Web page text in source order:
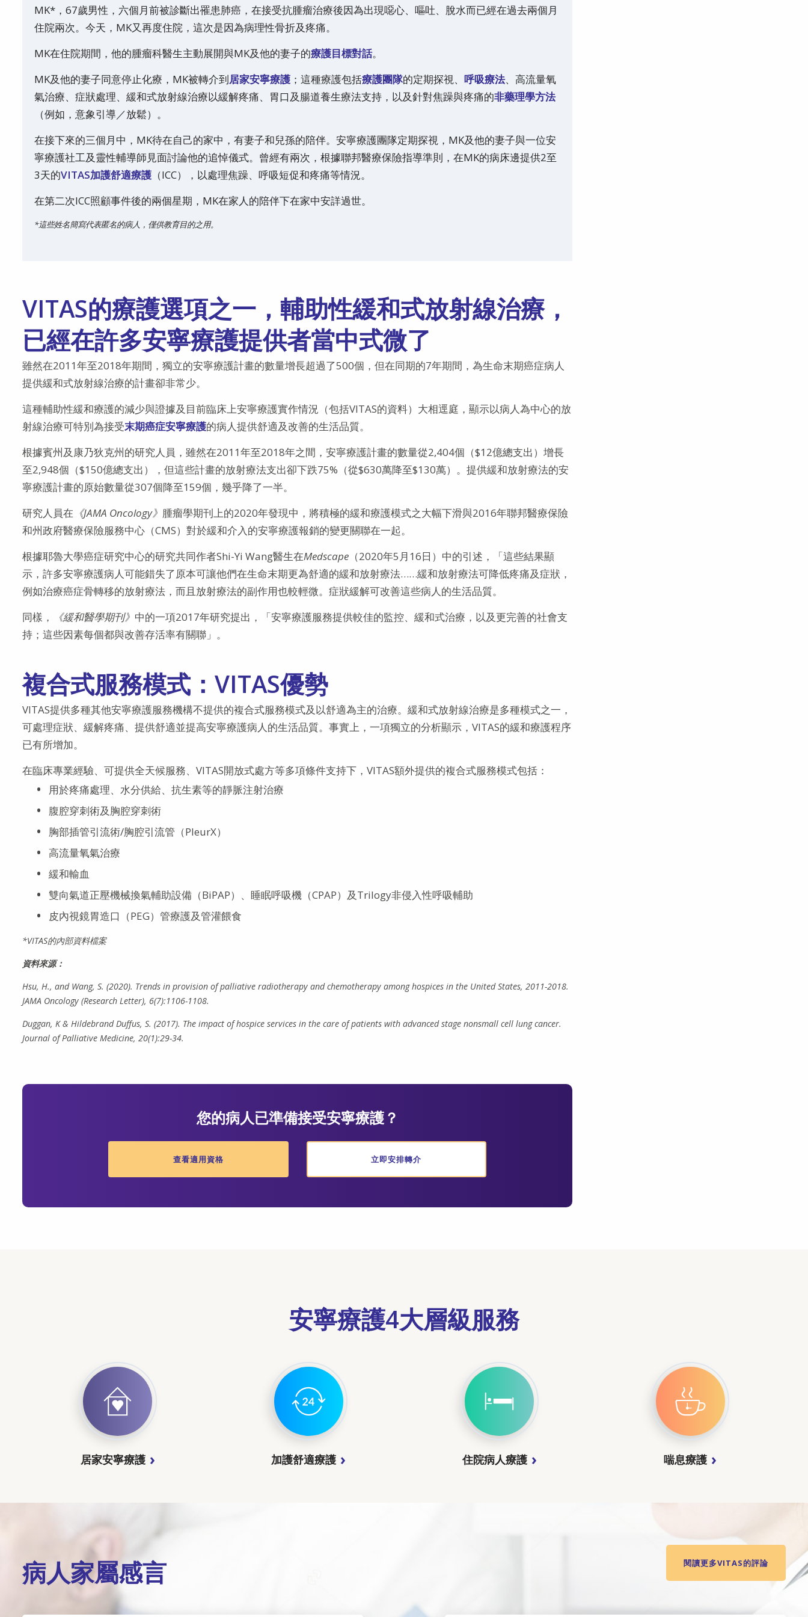
MK*，67歲男性，六個月前被診斷出罹患肺癌，在接受抗腫瘤治療後因為出現噁心、嘔吐、脫水而已經在過去兩個月
住院兩次。今天，MK又再度住院，這次是因為病理性骨折及疼痛。
MK在住院期間，他的腫瘤科醫生主動展開與MK及他的妻子的療護目標對話。
MK及他的妻子同意停止化療，MK被轉介到居家安寧療護 ；這種療護包括療護團隊的定期探視、 呼吸療法、高流量氧
氣治療、症狀處理、緩和式放射線治療以緩解疼痛、胃口及腸道養生療法支持，以及針對焦躁與疼痛的非藥理學方法
（例如，意象引導／放鬆）。
在接下來的三個月中，MK待在自己的家中，有妻子和兒孫的陪伴。安寧療護團隊定期探視，MK及他的妻子與一位安
寧療護社工及靈性輔導師見面討論他的追悼儀式。曾經有兩次，根據聯邦醫療保險指導準則，在MK的病床邊提供2至
3天的VITAS加護舒適療護 （ICC），以處理焦躁、呼吸短促和疼痛等情況。
在第二次ICC照顧事件後的兩個星期，MK在家人的陪伴下在家中安詳過世。
*這些姓名簡寫代表匿名的病人，僅供教育目的之用。
VITAS的療護選項之一，輔助性緩和式放射線治療，
已經在許多安寧療護提供者當中式微了
雖然在2011年至2018年期間，獨立的安寧療護計畫的數量增長超過了500個，但在同期的7年期間，為生命末期癌症病人
提供緩和式放射線治療的計畫卻非常少。
這種輔助性緩和療護的減少與證據及目前臨床上安寧療護實作情況（包括VITAS的資料）大相逕庭，顯示以病人為中心的放
射線治療可特別為接受末期癌症安寧療護的病人提供舒適及改善的生活品質。
根據賓州及康乃狄克州的研究人員，雖然在2011年至2018年之間，安寧療護計畫的數量從2,404個（$12億總支出）增長
至2,948個（$150億總支出），但這些計畫的放射療法支出卻下跌75%（從$630萬降至$130萬）。提供緩和放射療法的安
寧療護計畫的原始數量從307個降至159個，幾乎降了一半。
研究人員在 《JAMA Oncology》 腫瘤學期刊上的2020年發現中，將積極的緩和療護模式之大幅下滑與2016年聯邦醫療保險
和州政府醫療保險服務中心（CMS）對於緩和介入的安寧療護報銷的變更關聯在一起。
根據耶魯大學癌症研究中心的研究共同作者Shi-Yi Wang醫生在Medscape （2020年5月16日）中的引述，「這些結果顯
示，許多安寧療護病人可能錯失了原本可讓他們在生命末期更為舒適的緩和放射療法……緩和放射療法可降低疼痛及症狀，
例如治療癌症骨轉移的放射療法，而且放射療法的副作用也較輕微。症狀緩解可改善這些病人的生活品質。
同樣，
《緩和醫學期刊》 中的一項2017年研究提出，「安寧療護服務提供較佳的監控、緩和式治療，以及更完善的社會支
持；這些因素每個都與改善存活率有關聯」。
複合式服務模式：VITAS優勢
VITAS提供多種其他安寧療護服務機構不提供的複合式服務模式及以舒適為主的治療。緩和式放射線治療是多種模式之一，
可處理症狀、緩解疼痛、提供舒適並提高安寧療護病人的生活品質。事實上，一項獨立的分析顯示，VITAS的緩和療護程序
已有所增加。
在臨床專業經驗、可提供全天候服務、VITAS開放式處方等多項條件支持下，VITAS額外提供的複合式服務模式包括：
用於疼痛處理、水分供給、抗生素等的靜脈注射治療
腹腔穿刺術及胸腔穿刺術
胸部插管引流術/胸腔引流管（PleurX）
高流量氧氣治療
緩和輸血
雙向氣道正壓機械換氣輔助設備（BiPAP）、睡眠呼吸機（CPAP）及Trilogy非侵入性呼吸輔助
皮內視鏡胃造口（PEG）管療護及管灌餵食
*VITAS的內部資料檔案
資料來源：
Hsu, H., and Wang, S. (2020). Trends in provision of palliative radiotherapy and chemotherapy among hospices in the United States, 2011-2018.
JAMA Oncology (Research Letter), 6(7):1106-1108.
Duggan, K & Hildebrand Duffus, S. (2017). The impact of hospice services in the care of patients with advanced stage nonsmall cell lung cancer.
Journal of Palliative Medicine, 20(1):29-34.
您的病人已準備接受安寧療護？
查看適用資格 立即安排轉介
安寧療護4大層級服務
居家安寧療護 加護舒適療護 住院病人療護 喘息療護
病人家屬感言 閱讀更多VITAS的評論